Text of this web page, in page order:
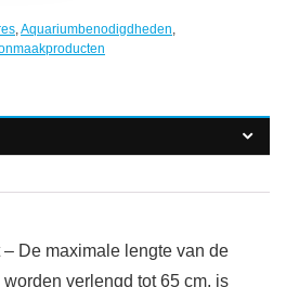
,Aquariumbenodigdheden,
De maximale lengte van de
verlengd tot 65 cm, is